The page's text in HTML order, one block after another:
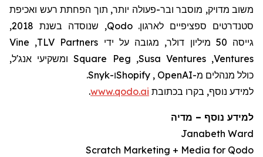
משוב מדויק, מוסבר ובר-פעולה יותר, תוך הפחתת רעש ואכיפת
סטנדרטים ספציפיים לארגון.Qodo
, שנוסדה בשנת 2018,
גייסה 50 מיליון דולר, מגובה על ידי
TLV Partners
,
Vine
Ventures
,
Susa Ventures
,
Square Peg ומשקיעי אנג'ל,
כולל מנהלים מ-OpenAI
,
Shopifyו-Snyk
.
למידע נוסף, בקרו בכתובת www.qodo.ai
.
למידע נוסף – מדיה
Janabeth Ward
Scratch Marketing + Media for Qodo